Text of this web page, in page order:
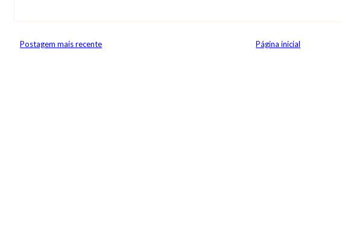
Postagem mais recente Página inicial